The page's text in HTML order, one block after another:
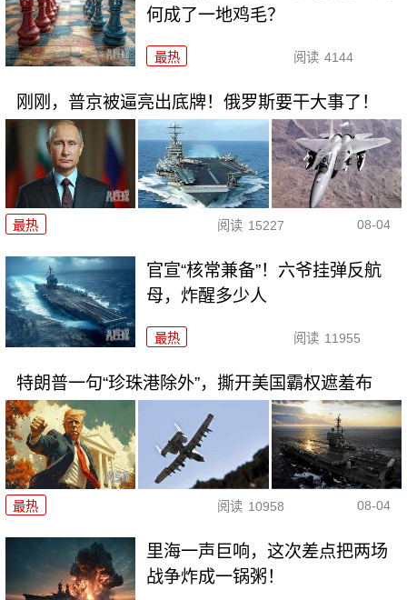
何成了一地鸡毛？
最热 阅读 4144
刚刚，普京被逼亮出底牌！俄罗斯要干大事了！
最热 阅读 15227 08-04
官宣“核常兼备”！六爷挂弹反航
母，炸醒多少人
最热 阅读 11955
特朗普一句“珍珠港除外”，撕开美国霸权遮羞布
最热 阅读 10958 08-04
里海一声巨响，这次差点把两场
战争炸成一锅粥！